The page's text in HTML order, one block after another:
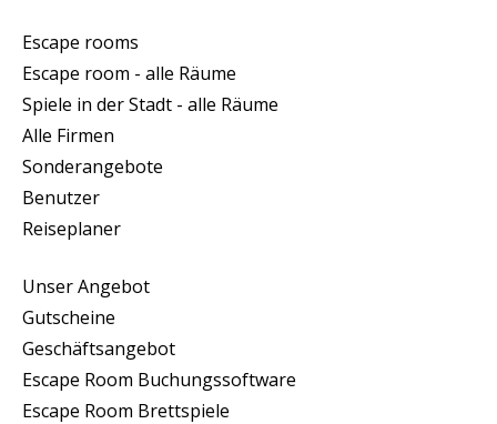
Escape rooms
Escape room - alle Räume
Spiele in der Stadt - alle Räume
Alle Firmen
Sonderangebote
Benutzer
Reiseplaner
Unser Angebot
Gutscheine
Geschäftsangebot
Escape Room Buchungssoftware
Escape Room Brettspiele